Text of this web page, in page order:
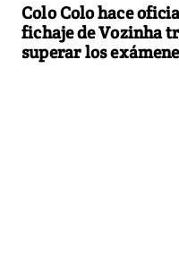
Colo Colo hace
fichaje de Vozinha
superar los